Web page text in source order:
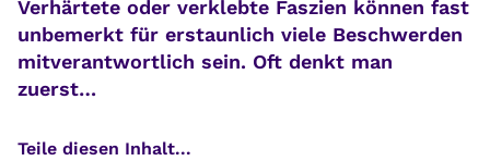
Verhärtete oder verklebte Faszien können fast
unbemerkt für erstaunlich viele Beschwerden
mitverantwortlich sein. Oft denkt man
zuerst…
Teile diesen Inhalt...